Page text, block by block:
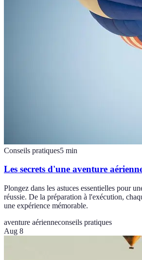
Conseils pratiques5 min
Les secrets d'une aventure
Plongez dans les astuces essentielles pour
réussie. De la préparation à l'exécution,
une expérience mémorable.
aventure aérienneconseils pratiques
Aug 8